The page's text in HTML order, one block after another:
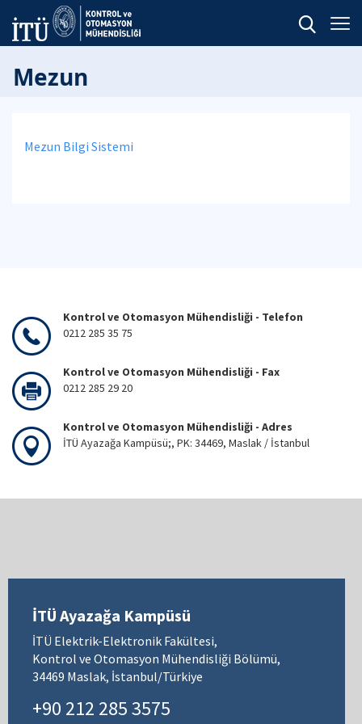
Mezun
Mezun Bilgi Sistemi
Kontrol ve Otomasyon Mühendisliği - Telefon
0212 285 35 75
Kontrol ve Otomasyon Mühendisliği - Fax
0212 285 29 20
Kontrol ve Otomasyon Mühendisliği - Adres
İTÜ Ayazağa Kampüsü;, PK: 34469, Maslak / İstanbul
İTÜ Ayazağa Kampüsü
İTÜ Elektrik-Elektronik Fakültesi,
Kontrol ve Otomasyon Mühendisliği Bölümü,
34469 Maslak, İstanbul/Türkiye
+90 212 285 3575